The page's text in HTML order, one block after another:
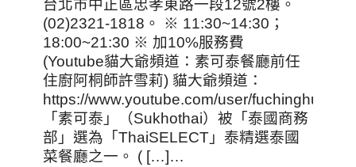
台北市中正區忠孝東路一段12號2樓。
(02)2321-1818。 ※ 11:30~14:30；
18:00~21:30 ※ 加10%服務費
(Youtube貓大爺頻道：素可泰餐廳前任
住廚阿桐師許雪莉) 貓大爺頻道：
https://www.youtube.com/user/fuchinghui
「素可泰」（Sukhothai）被「泰國商務
部」選為「ThaiSELECT」泰精選泰國
菜餐廳之一。 ( […]…